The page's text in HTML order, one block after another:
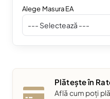
Alege Masura EA
Plătește în
Află cum poți